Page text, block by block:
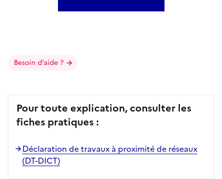
Besoin d’aide ?
Pour toute explication, consulter les
fiches pratiques :
Déclaration de travaux à proximité de réseaux
(DT-DICT)